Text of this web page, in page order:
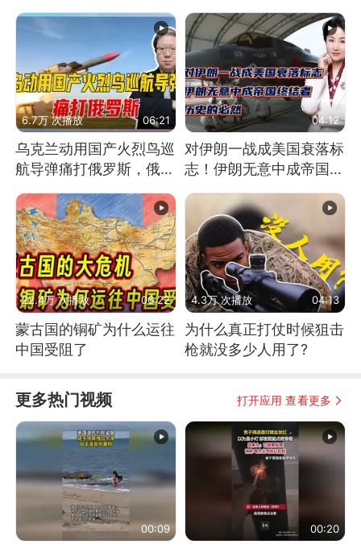
没人住，发生了啥
6.7万 次播放 06:21
乌克兰动用国产火烈鸟巡
航导弹痛打俄罗斯，俄军
04:12
对伊朗一战成美国衰落标
志！伊朗无意中成帝国终
22.4万 次播放 06:22
蒙古国的铜矿为什么运往
中国受阻了
4.3万 次播放 04:13
为什么真正打仗时候狙击
枪就没多少人用了?
更多热门视频 打开应用 查看更多
00:09 00:20